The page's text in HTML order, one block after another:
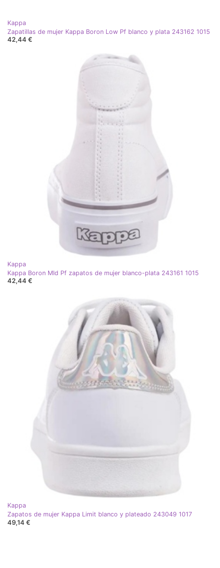
Kappa
Zapatillas de mujer Kappa Boron Low Pf blanco y plata 243162 1015
42,44 €
Kappa
Kappa Boron MId Pf zapatos de mujer blanco-plata 243161 1015
42,44 €
Kappa
Zapatos de mujer Kappa Limit blanco y plateado 243049 1017
49,14 €